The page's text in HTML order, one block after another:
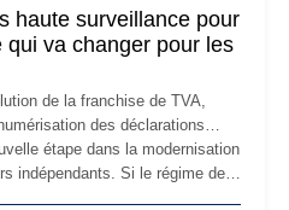
haute surveillance pour
qui va changer pour les
de la franchise de TVA,
des déclarations…
étape dans la modernisation
indépendants. Si le régime de